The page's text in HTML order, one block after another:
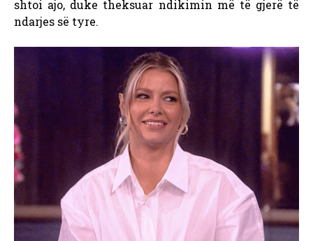
shtoi ajo, duke theksuar ndikimin më të gjerë të
ndarjes së tyre.